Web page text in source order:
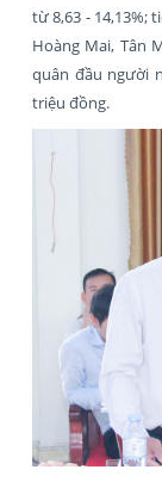
từ 8,63 - 14,13%;
Hoàng Mai, Tân
quân đầu người
triệu đồng.